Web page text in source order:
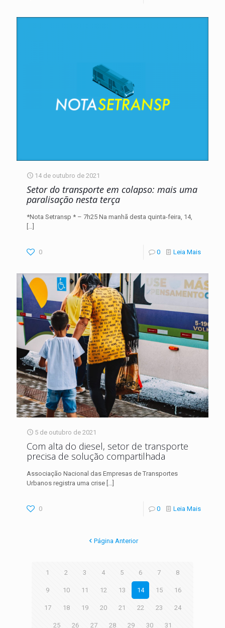
14 de outubro de 2021
Setor do transporte em colapso: mais uma
paralisação nesta terça
*Nota Setransp * – 7h25 Na manhã desta quinta-feira, 14,
[…]
0 0 Leia Mais
5 de outubro de 2021
Com alta do diesel, setor de transporte
precisa de solução compartilhada
Associação Nacional das Empresas de Transportes
Urbanos registra uma crise […]
0 0 Leia Mais
Página Anterior
1 2 3 4 5 6 7 8
9 10 11 12 13 14 15 16
17 18 19 20 21 22 23 24
25 26 27 28 29 30 31